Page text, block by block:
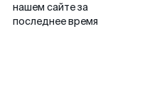
нашем сайте за
последнее время